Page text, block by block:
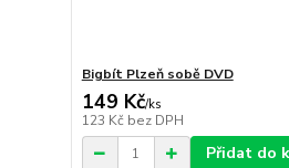
Bigbít Plzeň sobě DVD
149 Kč/ks
123 Kč bez DPH
Přidat do